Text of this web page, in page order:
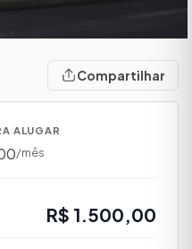
Compartilhar
ALUGAR
/mês
R$ 1.500,00